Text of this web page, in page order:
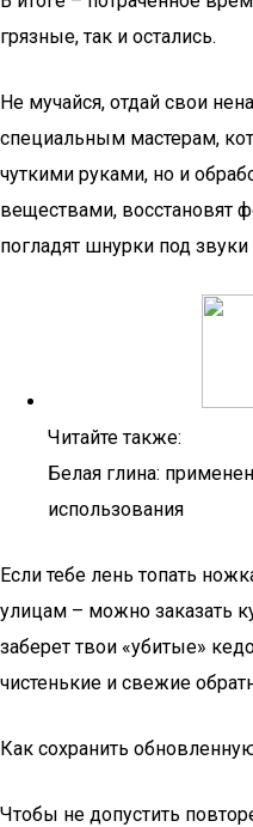
грязные, так и остались.
Не мучайся, отдай свои
специальным мастерам,
чуткими руками, но и
веществами, восстановят
погладят шнурки под
Читайте также:
Белая глина:
использования
Если тебе лень топать
улицам – можно заказать
заберет твои «убитые»
чистенькие и свежие
Как сохранить
Чтобы не допустить